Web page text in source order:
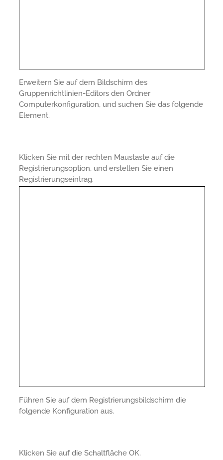
Erweitern Sie auf dem Bildschirm des
Gruppenrichtlinien-Editors den Ordner
Computerkonfiguration, und suchen Sie das folgende
Element.
Klicken Sie mit der rechten Maustaste auf die
Registrierungsoption, und erstellen Sie einen
Registrierungseintrag.
Führen Sie auf dem Registrierungsbildschirm die
folgende Konfiguration aus.
Klicken Sie auf die Schaltfläche OK.